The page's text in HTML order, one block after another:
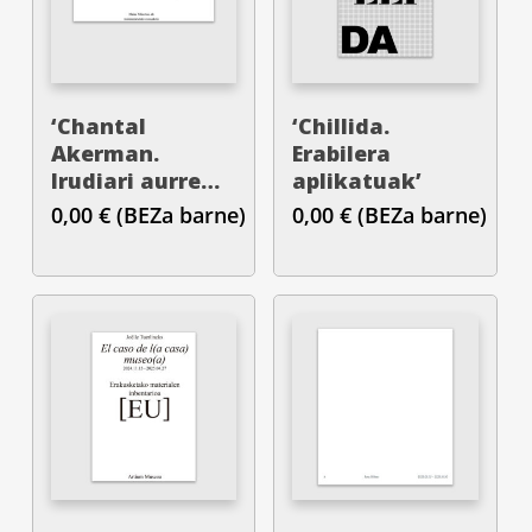
‘Chantal
Akerman.
Irudiari aurre
egitea’
0,00 € (BEZa barne)
‘Chillida.
Erabilera
aplikatuak’
0,00€ (BEZa barne)